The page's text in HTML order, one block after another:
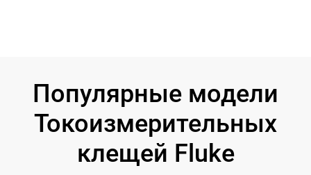
Популярные модели
Токоизмерительных
клещей Fluke